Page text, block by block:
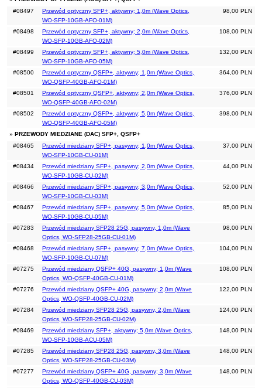
98,00 PLN
#08497
Przewód optyczny SFP+, aktywny; 1,0m (Wave Optics,
WO-SFP-10GB-AFO-01M)
108,00 PLN
#08498
Przewód optyczny SFP+, aktywny; 2,0m (Wave Optics,
WO-SFP-10GB-AFO-02M)
132,00 PLN
#08499
Przewód optyczny SFP+, aktywny; 5,0m (Wave Optics,
WO-SFP-10GB-AFO-05M)
364,00 PLN
#08500
Przewód optyczny QSFP+, aktywny; 1,0m (Wave Optics,
WO-QSFP-40GB-AFO-01M)
376,00 PLN
#08501
Przewód optyczny QSFP+, aktywny; 2,0m (Wave Optics,
WO-QSFP-40GB-AFO-02M)
398,00 PLN
#08502
Przewód optyczny QSFP+, aktywny; 5,0m (Wave Optics,
WO-QSFP-40GB-AFO-05M)
» PRZEWODY MIEDZIANE (DAC) SFP+, QSFP+
37,00 PLN
#08465
Przewód miedziany SFP+, pasywny; 1,0m (Wave Optics,
WO-SFP-10GB-CU-01M)
44,00 PLN
#08434
Przewód miedziany SFP+, pasywny; 2,0m (Wave Optics,
WO-SFP-10GB-CU-02M)
52,00 PLN
#08466
Przewód miedziany SFP+, pasywny; 3,0m (Wave Optics,
WO-SFP-10GB-CU-03M)
85,00 PLN
#08467
Przewód miedziany SFP+, pasywny; 5,0m (Wave Optics,
WO-SFP-10GB-CU-05M)
98,00 PLN
#07283
Przewód miedziany SFP28 25G, pasywny, 1,0m (Wave
Optics, WO-SFP28-25GB-CU-01M)
104,00 PLN
#08468
Przewód miedziany SFP+, pasywny; 7,0m (Wave Optics,
WO-SFP-10GB-CU-07M)
108,00 PLN
#07275
Przewód miedziany QSFP+ 40G, pasywny; 1,0m (Wave
Optics, WO-QSFP-40GB-CU-01M)
122,00 PLN
#07276
Przewód miedziany QSFP+ 40G, pasywny; 2,0m (Wave
Optics, WO-QSFP-40GB-CU-02M)
124,00 PLN
#07284
Przewód miedziany SFP28 25G, pasywny, 2,0m (Wave
Optics, WO-SFP28-25GB-CU-02M)
148,00 PLN
#08469
Przewód miedziany SFP+, aktywny; 5,0m (Wave Optics,
WO-SFP-10GB-ACU-05M)
148,00 PLN
#07285
Przewód miedziany SFP28 25G, pasywny, 3,0m (Wave
Optics, WO-SFP28-25GB-CU-03M)
148,00 PLN
#07277
Przewód miedziany QSFP+ 40G, pasywny; 3,0m (Wave
Optics, WO-QSFP-40GB-CU-03M)